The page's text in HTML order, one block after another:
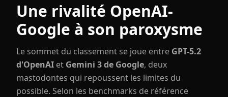
Une rivalité OpenAI-
Google à son paroxysme
Le sommet du classement se joue entre GPT-5.2
d'OpenAI et Gemini 3 de Google, deux
mastodontes qui repoussent les limites du
possible. Selon les benchmarks de référence